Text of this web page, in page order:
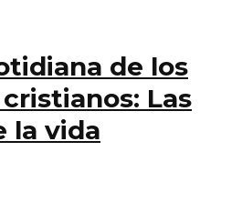
de los
Las
la vida